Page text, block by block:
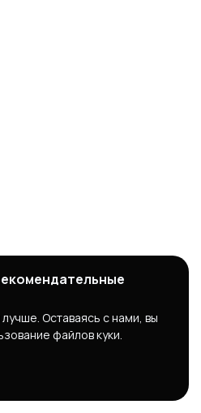
Оставаясь с нами, вы
файлов куки.